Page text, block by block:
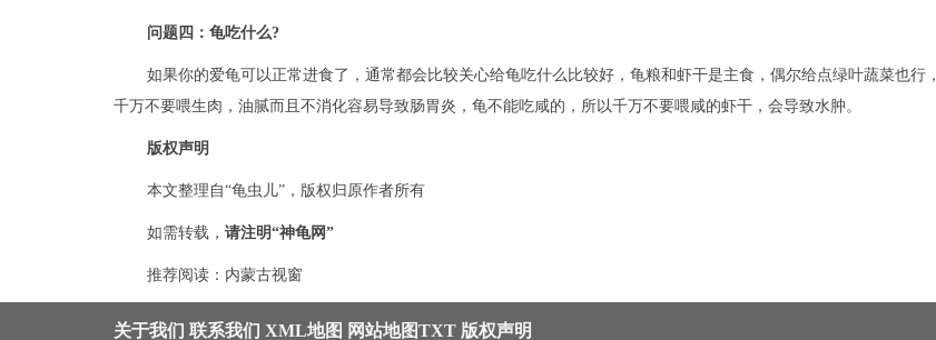
问题四：龟吃什么?
如果你的爱龟可以正常进食了，通常都会比较关心给龟吃什么比较好，龟粮和虾干是主食，偶尔给点绿叶蔬菜也行，
千万不要喂生肉，油腻而且不消化容易导致肠胃炎，龟不能吃咸的，所以千万不要喂咸的虾干，会导致水肿。
版权声明
本文整理自“龟虫儿”，版权归原作者所有
如需转载， 请注明“神龟网”
推荐阅读： 内蒙古视窗
关于我们 联系我们 XML地图 网站地图TXT 版权声明